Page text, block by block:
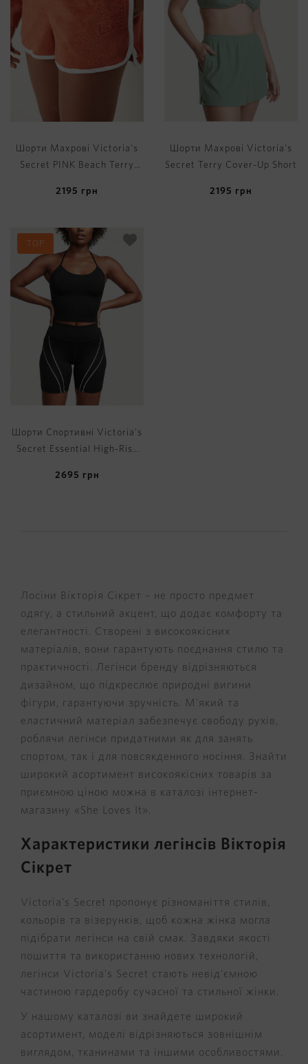
Шорти Махрові Victoria's
Secret PINK Beach Terry
2195 грн
Шорти Махрові Victoria's
Secret Terry Cover-Up Short
2195 грн
TOP
Шорти Спортивні Victoria's
Secret Essential High-Rise
2695 грн
Лосіни Вікторія Сікрет – не просто предмет
одягу, а стильний акцент, що додає комфорту та
елегантності. Створені з високоякісних
матеріалів, вони гарантують поєднання стилю та
практичності. Легінси бренду відрізняються
дизайном, що підкреслює природні вигини
фігури, гарантуючи зручність. М'який та
еластичний матеріал забезпечує свободу рухів,
роблячи легінси придатними як для занять
спортом, так і для повсякденного носіння. Знайти
широкий асортимент високоякісних товарів за
приємною ціною можна в каталозі інтернет-
магазину «She Loves It».
Характеристики легінсів Вікторія
Сікрет
Victoria's Secret пропонує різноманіття стилів,
кольорів та візерунків, щоб кожна жінка могла
підібрати легінси на свій смак. Завдяки якості
пошиття та використанню нових технологій,
легінси Victoria's Secret стають невід'ємною
частиною гардеробу сучасної та стильної жінки.
У нашому каталозі ви знайдете широкий
асортимент, моделі відрізняються зовнішнім
виглядом, тканинами та іншими особливостями.